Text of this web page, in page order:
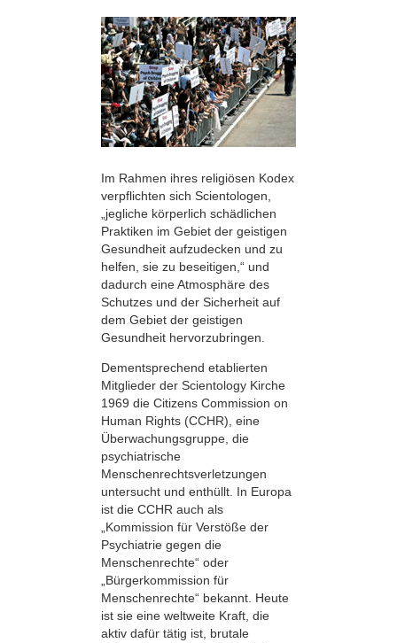
Im Rahmen ihres religiösen Kodex
verpflichten sich Scientologen,
„jegliche körperlich schädlichen
Praktiken im Gebiet der geistigen
Gesundheit aufzudecken und zu
helfen, sie zu beseitigen,“ und
dadurch eine Atmosphäre des
Schutzes und der Sicherheit auf
dem Gebiet der geistigen
Gesundheit hervorzubringen.
Dementsprechend etablierten
Mitglieder der Scientology Kirche
1969 die Citizens Commission on
Human Rights (CCHR), eine
Überwachungsgruppe, die
psychiatrische
Menschenrechtsverletzungen
untersucht und enthüllt. In Europa
ist die CCHR auch als
„Kommission für Verstöße der
Psychiatrie gegen die
Menschenrechte“ oder
„Bürgerkommission für
Menschenrechte“ bekannt. Heute
ist sie eine weltweite Kraft, die
aktiv dafür tätig ist, brutale